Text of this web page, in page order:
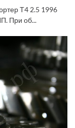
Т4 2.5 1996
При об...